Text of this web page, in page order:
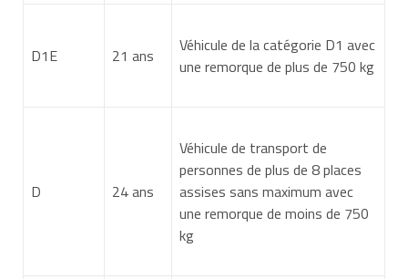
D1E 21 ans
Véhicule de la catégorie D1 avec
une remorque de plus de 750 kg
D 24 ans
Véhicule de transport de
personnes de plus de 8 places
assises sans maximum avec
une remorque de moins de 750
kg